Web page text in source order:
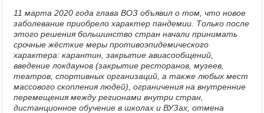
11 марта 2020 года глава ВОЗ объявил о том, что новое
заболевание приобрело характер пандемии. Только после
этого решения большинство стран начали принимать
срочные жёсткие меры противоэпидемического
характера: карантин, закрытие авиасообщений,
введение локдаунов (закрытие ресторанов, музеев,
театров, спортивных организаций, а также любых мест
массового скопления людей), ограничения на внутренние
перемещения между регионами внутри стран,
дистанционное обучение в школах и ВУЗах, отмена